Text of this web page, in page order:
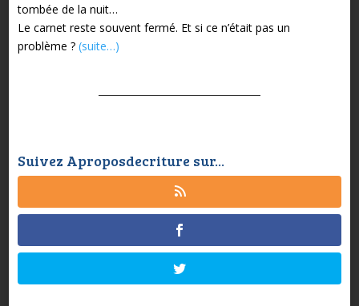
tombée de la nuit…
Le carnet reste souvent fermé. Et si ce n’était pas un
problème ? (suite…)
Suivez Aproposdecriture sur...